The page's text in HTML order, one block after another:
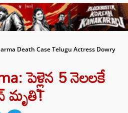
Death Case Telugu Actress Dowry
పెళ్లైన 5 నెలలకే
మృతి!